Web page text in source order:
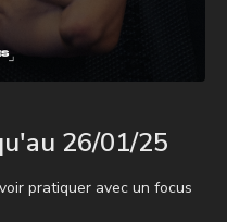
26/01/25
pratiquer avec un focus